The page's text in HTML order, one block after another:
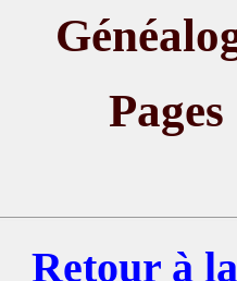
Retour à